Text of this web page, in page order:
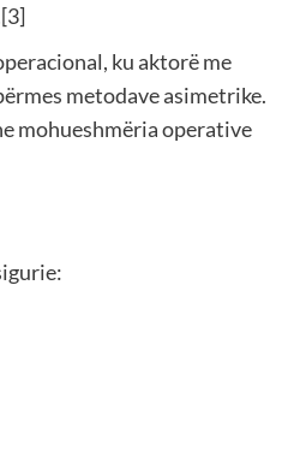
ku aktorë me
metodave asimetrike.
mohueshmëria operative